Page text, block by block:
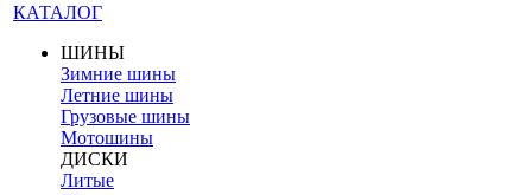
КАТАЛОГ
ШИНЫ
Зимние шины
Летние шины
Грузовые шины
Мотошины
ДИСКИ
Литые